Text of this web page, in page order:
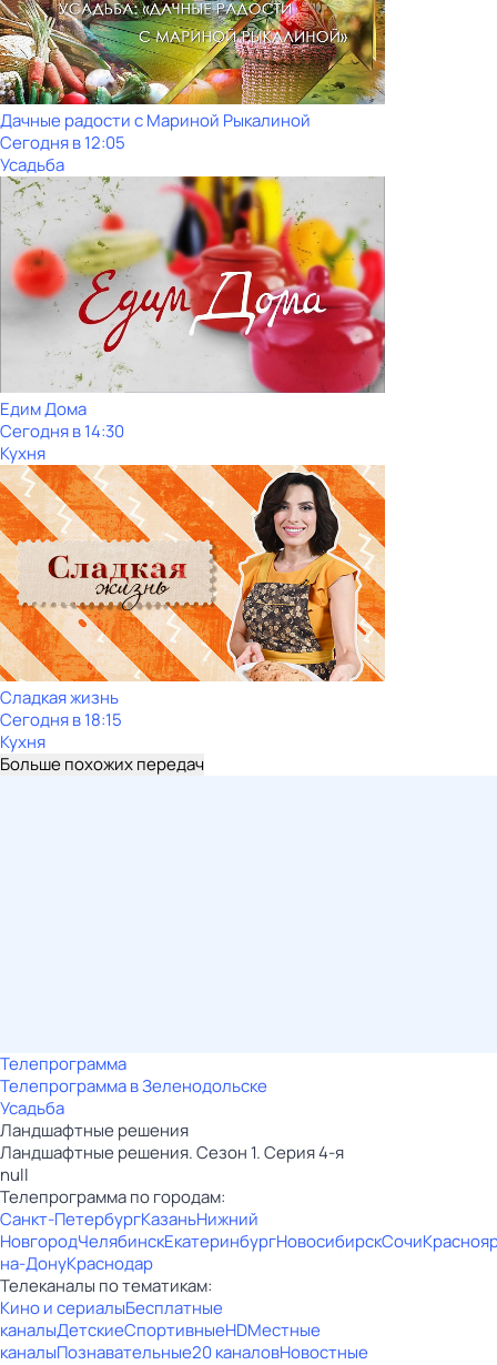
Дачные радости с Мариной Рыкалиной
Сегодня в 12:05
Усадьба
Едим Дома
Сегодня в 14:30
Кухня
Сладкая жизнь
Сегодня в 18:15
Кухня
Больше похожих передач
Телепрограмма
Телепрограмма в Зеленодольске
Усадьба
Ландшафтные решения
Ландшафтные решения. Сезон 1. Серия 4-я
null
Телепрограмма по городам:
Санкт-ПетербургКазаньНижний
НовгородЧелябинскЕкатеринбургНовосибирскСочи
на-ДонуКраснодар
Телеканалы по тематикам:
Кино и сериалыБесплатные
каналыДетскиеСпортивныеHDМестные
каналыПознавательные20 каналовНовостные